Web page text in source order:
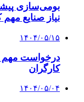
بومی‌سازی
نیاز صنایع
۱۴۰۴/۰۵/۱۵
درخواست مهم
کارگران
۱۴۰۴/۰۵/۰۴